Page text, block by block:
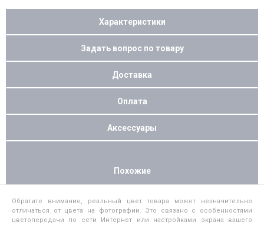
Характеристики
Задать вопрос по товару
Доставка
Оплата
Аксессуары
Похожие
Обратите внимание, реальный цвет товара может незначительно
отличаться от цвета на фотографии. Это связано с особенностями
цветопередачи по сети Интернет или настройками экрана вашего